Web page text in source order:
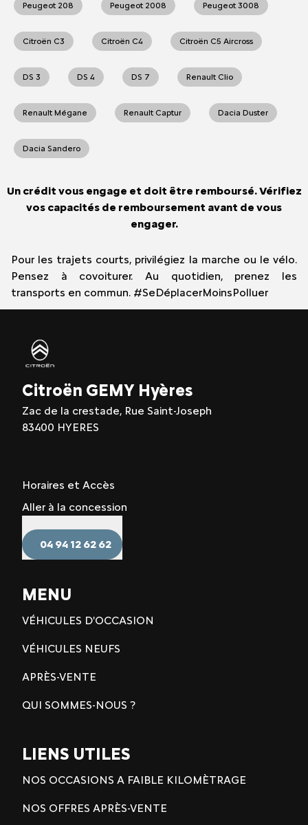
Peugeot 208 Peugeot 2008 Peugeot 3008
Citroën C3 Citroën C4 Citroën C5 Aircross
DS 3 DS 4 DS 7 Renault Clio
Renault Mégane Renault Captur Dacia Duster
Dacia Sandero
Un crédit vous engage et doit être remboursé. Vérifiez
vos capacités de remboursement avant de vous
engager.
Pour les trajets courts, privilégiez la marche ou le vélo.
Pensez à covoiturer. Au quotidien, prenez les
transports en commun. #SeDéplacerMoinsPolluer
Citroën GEMY Hyères
Zac de la crestade, Rue Saint-Joseph
83400 HYERES
Horaires et Accès
Aller à la concession
04 94 12 62 62
MENU
VÉHICULES D'OCCASION
VÉHICULES NEUFS
APRÈS-VENTE
QUI SOMMES-NOUS ?
LIENS UTILES
NOS OCCASIONS A FAIBLE KILOMÈTRAGE
NOS OFFRES APRÈS-VENTE